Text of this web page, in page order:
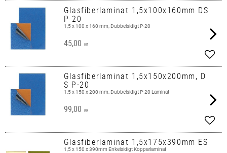
Glasfiberlaminat 1,5x100x160mm DS
P-20
1,5 x 100 x 160 mm, Dubbelsidigt P-20
45,00 KR
Glasfiberlaminat 1,5x150x200mm, D
S P-20
1,5 x 150 x 200 mm, Dubbelsidigt P-20 Laminat
99,00 KR
Glasfiberlaminat 1,5x175x390mm ES
1,5 x 150 x 390mm Enkelsidigt Kopparlaminat